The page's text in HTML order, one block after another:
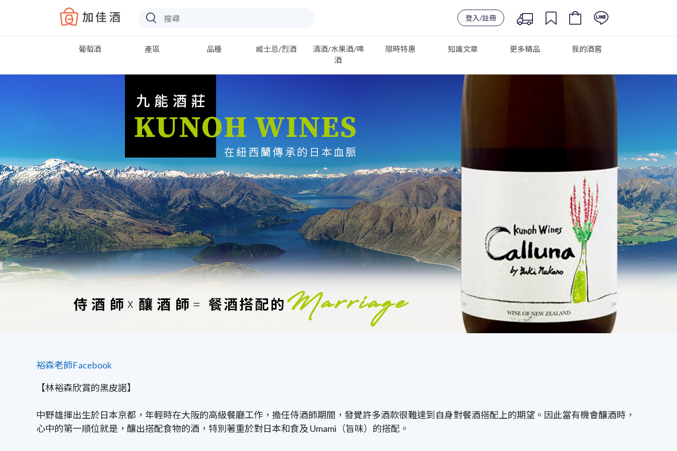
Baccus
登入/註冊
葡萄酒 產區 品種 威士忌/烈酒
清酒/水果酒/啤
酒
限時特惠 知識文章 更多精品 我的酒窖
裕森老師Facebook
【林裕森欣賞的黑皮諾】
中野雄揮出生於日本京都，年輕時在大阪的高級餐廳工作，擔任侍酒師期間，發覺許多酒款很難達到自身對餐酒搭配上的期望。因此當有機會釀酒時，
心中的第一順位就是，釀出搭配食物的酒，特別著重於對日本和食及 Umami（旨味）的搭配。